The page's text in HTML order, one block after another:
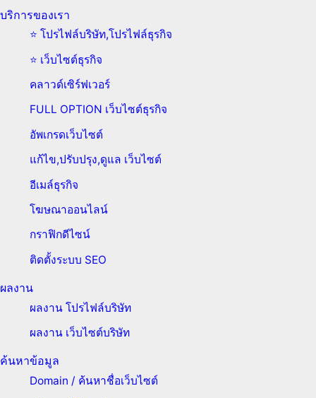
บริการของเรา
⭐️ โปรไฟล์บริษัท,โปรไฟล์ธุรกิจ
⭐️ เว็บไซต์ธุรกิจ
คลาวด์เซิร์ฟเวอร์
FULL OPTION เว็บไซต์ธุรกิจ
อัพเกรดเว็บไซต์
แก้ไข,ปรับปรุง,ดูแล เว็บไซต์
อีเมล์ธุรกิจ
โฆษณาออนไลน์
กราฟิกดีไซน์
ติดตั้งระบบ SEO
ผลงาน
ผลงาน โปรไฟล์บริษัท
ผลงาน เว็บไซต์บริษัท
ค้นหาข้อมูล
Domain / ค้นหาชื่อเว็บไซต์